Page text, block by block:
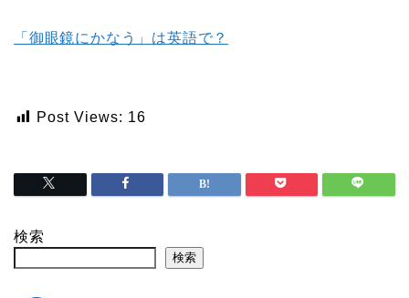
「御眼鏡にかなう」は英語で？
Post Views: 16
検索
検索